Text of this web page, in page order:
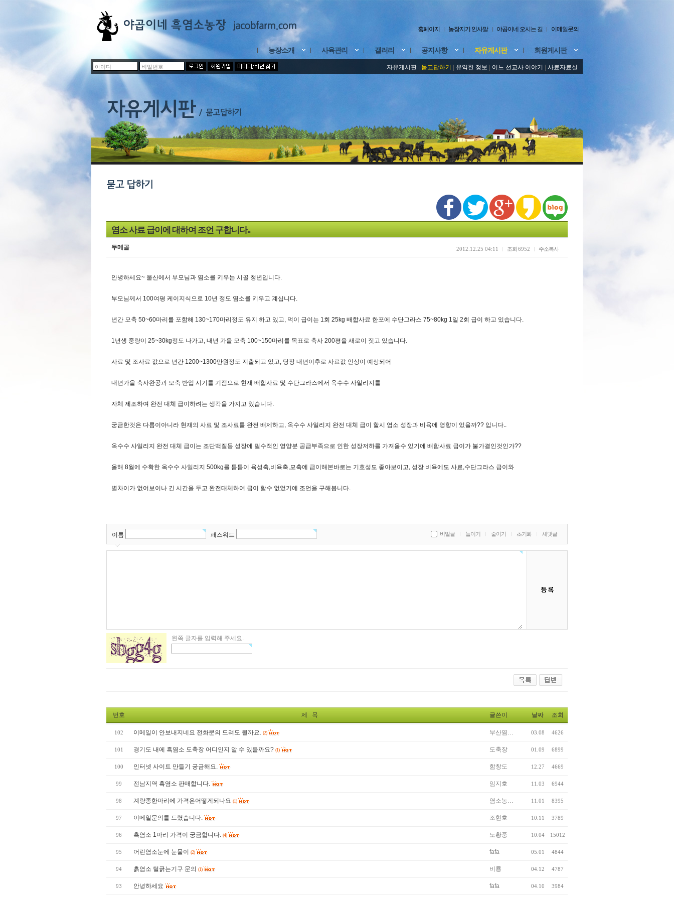
홈페이지 농장지기 인사말 야곱이네 오시는 길 이메일문의
농장소개 사육관리 갤러리 공지사항 자유게시판 회원게시판
자유게시판 묻고답하기 유익한 정보 어느 선교사 이야기 사료자료실
염소 사료 급이에 대하여 조언 구합니다..
두메골 2012.12.25 04:11 조회6952 주소복사
안녕하세요~ 울산에서 부모님과 염소를 키우는 시골 청년입니다.
부모님께서 100여평 케이지식으로 10년 정도 염소를 키우고 계십니다.
년간 모축 50~60마리를 포함해 130~170마리정도 유지 하고 있고, 먹이 급이는 1회 25kg 배합사료 한포에 수단그라스 75~80kg 1일 2회 급이 하고 있습니다.
1년생 중량이 25~30kg정도 나가고, 내년 가을 모축 100~150마리를 목표로 축사 200평을 새로이 짓고 있습니다.
사료 및 조사료 값으로 년간 1200~1300만원정도 지출되고 있고, 당장 내년이후로 사료값 인상이 예상되어
내년가을 축사완공과 모축 반입 시기를 기점으로 현재 배합사료 및 수단그라스에서 옥수수 사일리지를
자체 제조하여 완전 대체 급이하려는 생각을 가지고 있습니다.
궁금한것은 다름이아니라 현재의 사료 및 조사료를 완전 배제하고, 옥수수 사일리지 완전 대체 급이 할시 염소 성장과 비육에 영향이 있을까?? 입니다..
옥수수 사일리지 완전 대체 급이는 조단백질등 성장에 필수적인 영양분 공급부족으로 인한 성장저하를 가져올수 있기에 배합사료 급이가 불가결인것인가??
올해 8월에 수확한 옥수수 사일리지 500kg를 틈틈이 육성축,비육축,모축에 급이해본바로는 기호성도 좋아보이고, 성장 비육에도 사료,수단그라스 급이와
별차이가 없어보이나 긴 시간을 두고 완전대체하여 급이 할수 없었기에 조언을 구해봅니다.
이름 패스워드 비밀글 늘이기 줄이기 초기화 새댓글
왼쪽 글자를 입력해 주세요.
번호 제 목 글쓴이 날짜 조회
102 이메일이 안보내지네요 전화문의 드려도 될까요. (2) 부산염… 03.08 4626
101 경기도 내에 흑염소 도축장 어디인지 알 수 있을까요? (1) 도축장 01.09 6899
100 인터넷 사이트 만들기 궁금해요. 함창도 12.27 4669
99 전남지역 흑염소 판매합니다. 임지호 11.03 6944
98 계량종한마리에 가격은어떻게되나요 (1) 염소농… 11.01 8395
97 이메일문의를 드렸습니다. 조현호 10.11 3789
96 흑염소 1마리 가격이 궁금합니다. (4) 노황중 10.04 15012
95 어린염소눈에 눈물이 (2) fafa 05.01 4844
94 흙염소 털긁는기구 문의 (1) 비룡 04.12 4787
93 안녕하세요 fafa 04.10 3984